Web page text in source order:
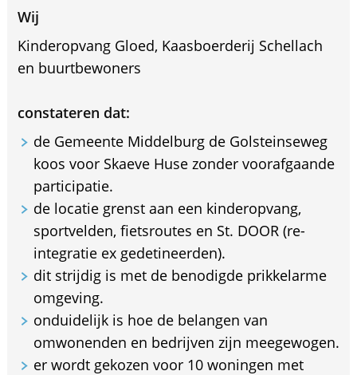
Wij
Kinderopvang Gloed, Kaasboerderij Schellach
en buurtbewoners
constateren dat:
de Gemeente Middelburg de Golsteinseweg
koos voor Skaeve Huse zonder voorafgaande
participatie.
de locatie grenst aan een kinderopvang,
sportvelden, fietsroutes en St. DOOR (re-
integratie ex gedetineerden).
dit strijdig is met de benodigde prikkelarme
omgeving.
onduidelijk is hoe de belangen van
omwonenden en bedrijven zijn meegewogen.
er wordt gekozen voor 10 woningen met